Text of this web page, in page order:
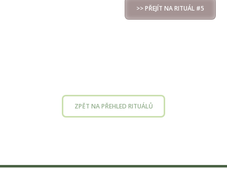
>> PŘEJÍT NA RITUÁL #5
ZPĚT NA PŘEHLED RITUÁLŮ